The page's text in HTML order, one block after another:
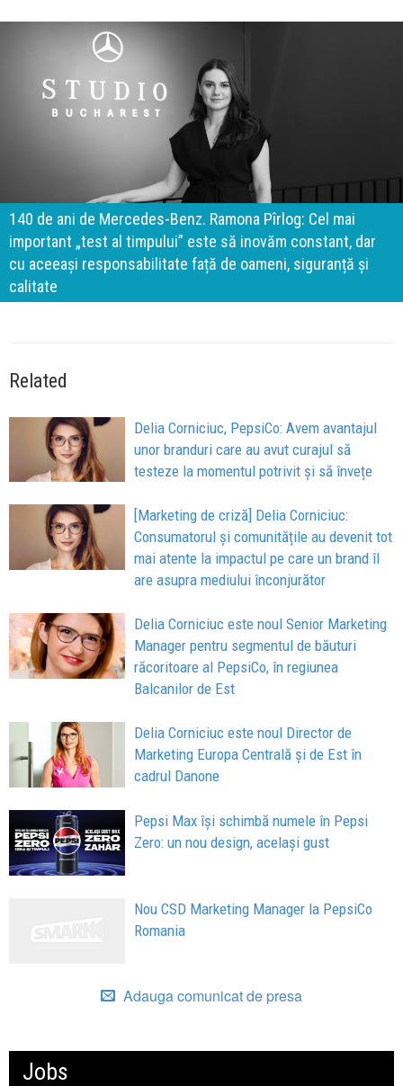
140 de ani de Mercedes-Benz. Ramona Pîrlog: Cel mai
important „test al timpului” este să inovăm constant, dar
cu aceeași responsabilitate față de oameni, siguranță și
calitate
Related
Delia Corniciuc, PepsiCo: Avem avantajul
unor branduri care au avut curajul să
testeze la momentul potrivit și să învețe
[Marketing de criză] Delia Corniciuc:
Consumatorul și comunitățile au devenit tot
mai atente la impactul pe care un brand îl
are asupra mediului înconjurător
Delia Corniciuc este noul Senior Marketing
Manager pentru segmentul de băuturi
răcoritoare al PepsiCo, în regiunea
Balcanilor de Est
Delia Corniciuc este noul Director de
Marketing Europa Centrală și de Est în
cadrul Danone
Pepsi Max își schimbă numele în Pepsi
Zero: un nou design, același gust
Nou CSD Marketing Manager la PepsiCo
Romania
Adauga comunicat de presa
Jobs